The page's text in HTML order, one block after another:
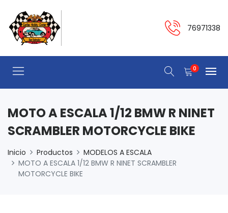
76971338
0
MOTO A ESCALA 1/12 BMW R NINET
SCRAMBLER MOTORCYCLE BIKE
Inicio Productos
MODELOS A ESCALA
MOTO A ESCALA 1/12 BMW R NINET SCRAMBLER
MOTORCYCLE BIKE